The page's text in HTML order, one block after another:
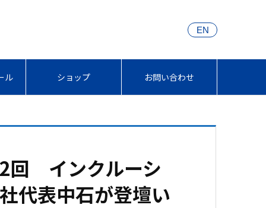
EN
ル ショップ お問い合わせ
回 インクルーシ
代表中石が登壇い